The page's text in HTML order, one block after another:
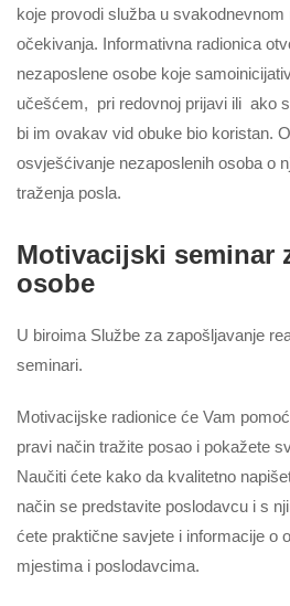
koje provodi služba u
očekivanja. Informativna radionica
nezaposlene osobe koje
učešćem, pri redovnoj prijavi ili ako
bi im ovakav vid obuke bio koristan.
osvješćivanje nezaposlenih osoba o
traženja posla.
Motivacijski seminar
osobe
U biroima Službe za zapošljavanje
seminari.
Motivacijske radionice će Vam
pravi način tražite posao i pokažete
Naučiti ćete kako da kvalitetno
način se predstavite poslodavcu i s
ćete praktične savjete i informacije o
mjestima i poslodavcima.